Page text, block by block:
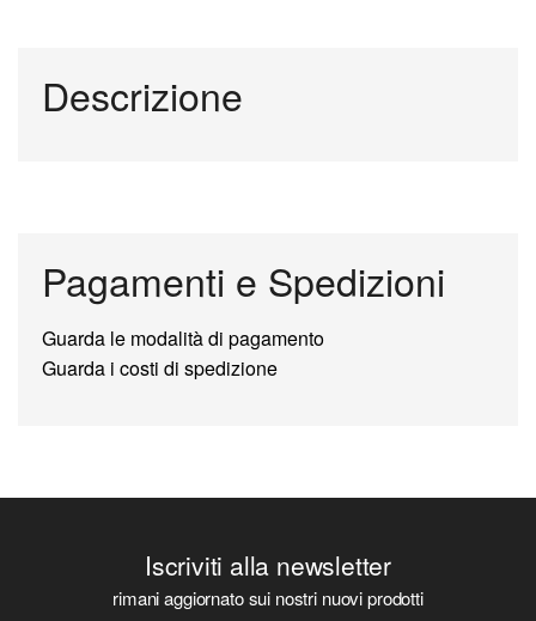
Descrizione
Pagamenti e Spedizioni
Guarda le modalità di pagamento
Guarda i costi di spedizione
Iscriviti alla newsletter
rimani aggiornato sui nostri nuovi prodotti